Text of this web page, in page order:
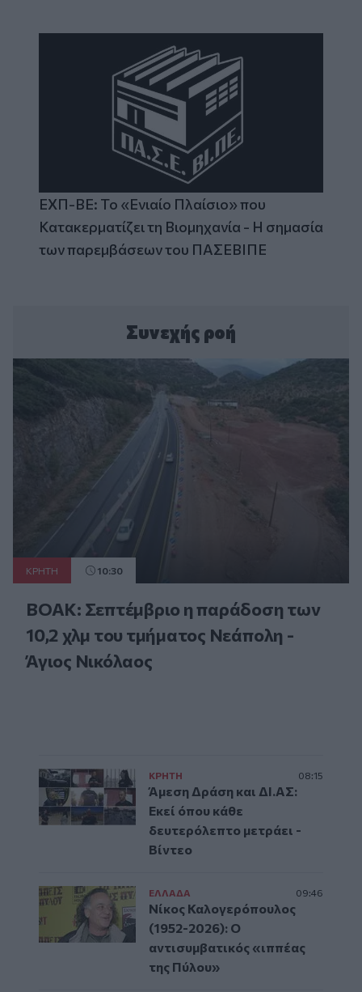
ΕΧΠ-ΒΕ: Το «Ενιαίο Πλαίσιο» που
Κατακερματίζει τη Βιομηχανία - Η σημασία
των παρεμβάσεων του ΠΑΣΕΒΙΠΕ
Συνεχής ροή
ΚΡΗΤΗ 10:30
ΒΟΑΚ: Σεπτέμβριο η παράδοση των
10,2 χλμ του τμήματος Νεάπολη -
Άγιος Νικόλαος
ΚΡΗΤΗ 08:15
Άμεση Δράση και ΔΙ.ΑΣ:
Εκεί όπου κάθε
δευτερόλεπτο μετράει -
Βίντεο
ΕΛΛAΔΑ 09:46
Νίκος Καλογερόπουλος
(1952-2026): O
αντισυμβατικός «ιππέας
της Πύλου»